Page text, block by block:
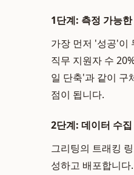
1단계: 측정 가능
가장 먼저 '성공'이
직무 지원자 수
일 단축'과 같이 구
점이 됩니다.
2단계: 데이터 수
그리팅의 트래킹
성하고 배포합니